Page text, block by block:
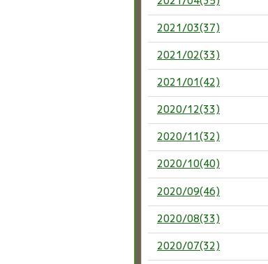
2021/03(37)
2021/02(33)
2021/01(42)
2020/12(33)
2020/11(32)
2020/10(40)
2020/09(46)
2020/08(33)
2020/07(32)